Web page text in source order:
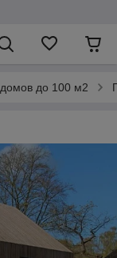
до 100 м2